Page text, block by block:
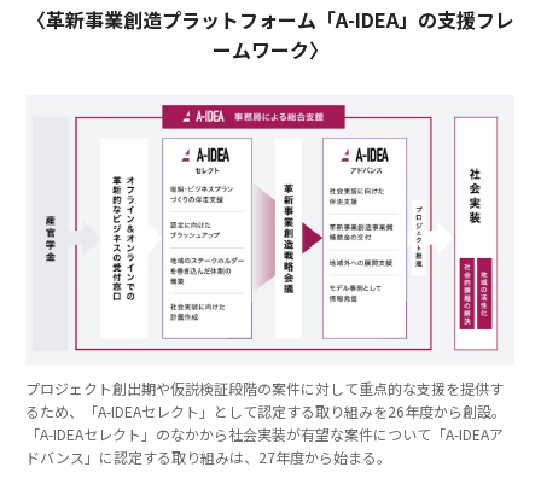
〈革新事業創造プラットフォーム「A-IDEA」の支援フレ
ームワーク〉
プロジェクト創出期や仮説検証段階の案件に対して重点的な支援を提供す
るため、「A-IDEAセレクト」として認定する取り組みを26年度から創設。
「A-IDEAセレクト」のなかから社会実装が有望な案件について「A-IDEAア
ドバンス」に認定する取り組みは、27年度から始まる。